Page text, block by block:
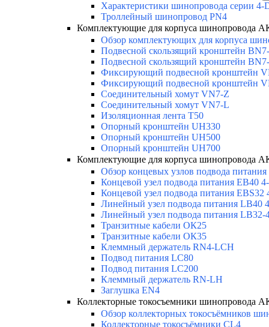
Характеристики шинопровода серии 4-
Троллейный шинопровод PN4
Комплектующие для корпуса шинопровода
Обзор комплектующих для корпуса
Подвесной скользящий кронштейн
Подвесной скользящий кронштейн
Фиксирующий подвесной кронштейн
Фиксирующий подвесной кронштейн
Соединительный хомут VN7-Z
Соединительный хомут VN7-L
Изоляционная лента T50
Опорный кронштейн UH330
Опорный кронштейн UH500
Опорный кронштейн UH700
Комплектующие для корпуса шинопровода
Обзор концевых узлов подвода
Концевой узел подвода питания EB40
Концевой узел подвода питания EBS32
Линейный узел подвода питания LB40
Линейный узел подвода питания LB32-
Транзитные кабели ОК25
Транзитные кабели ОК35
Клеммный держатель RN4-LCH
Подвод питания LC80
Подвод питания LC200
Клеммный держатель RN-LH
Заглушка EN4
Коллекторные токосъемники шинопровода
Обзор коллекторных токосъёмников
Коллекторные токосъёмники CL4